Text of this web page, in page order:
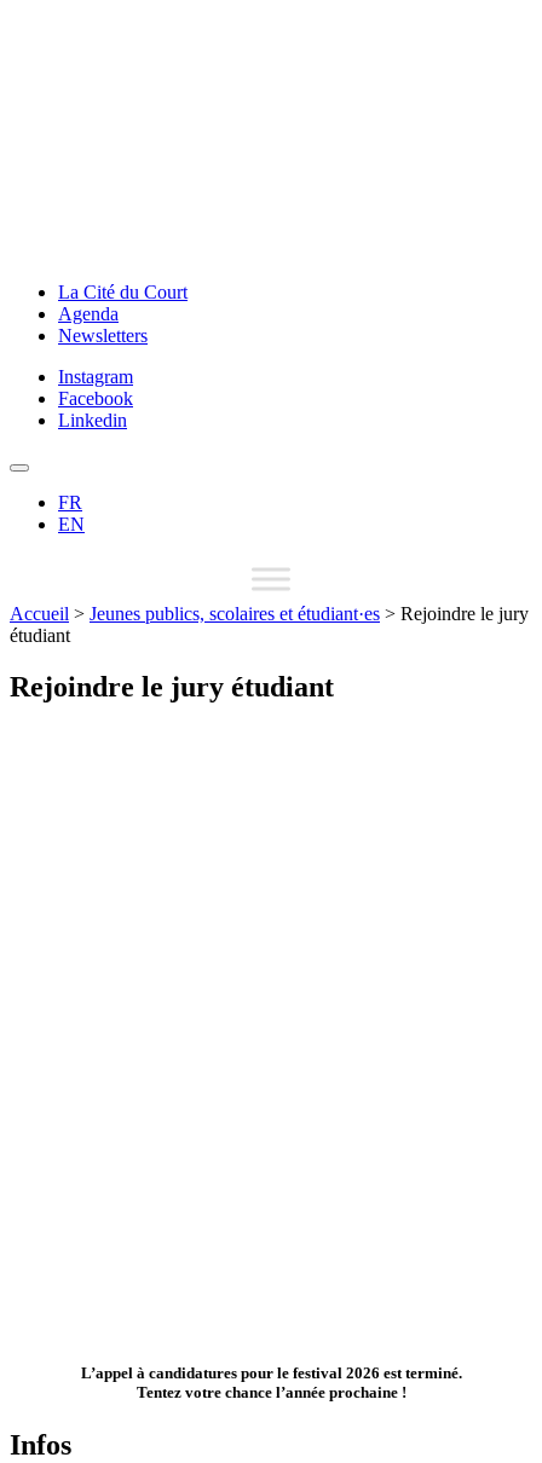
La Cité du Court
Agenda
Newsletters
Instagram
Facebook
Linkedin
FR
EN
Accueil > Jeunes publics, scolaires et étudiant·es > Rejoindre le jury
étudiant
Rejoindre le jury étudiant
L’appel à candidatures pour le festival 2026 est terminé.
Tentez votre chance l’année prochaine !
Infos